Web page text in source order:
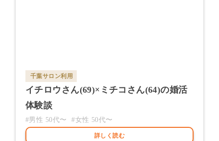
千葉サロン利用
イチロウ さん(69)× ミチコ さん(64)の婚活
体験談
#男性 50代〜 #女性 50代〜
詳しく読む